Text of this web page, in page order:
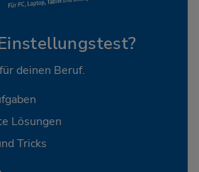
deinen Beruf.
Lösungen
Tricks